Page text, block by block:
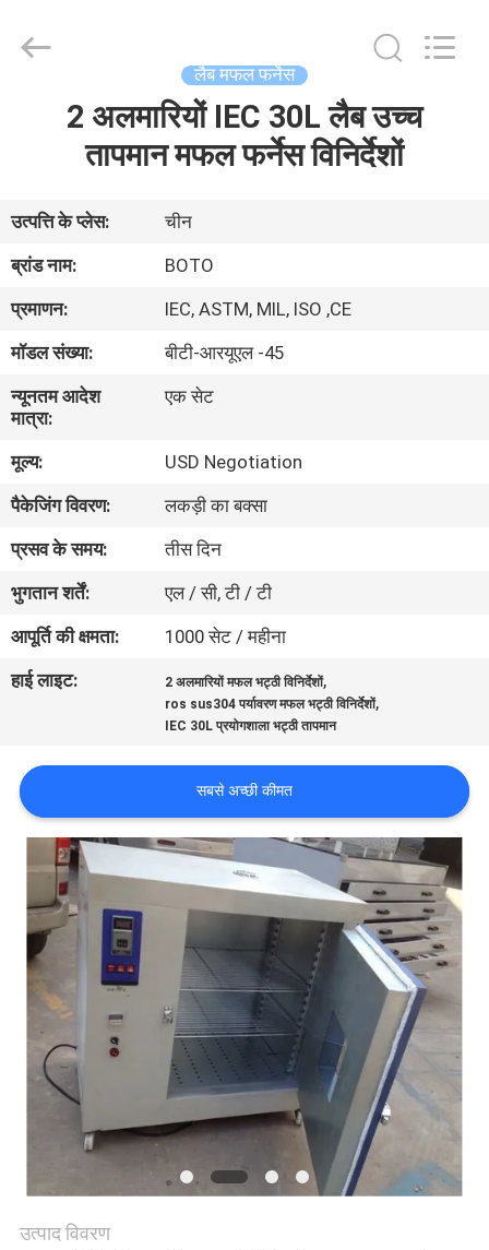
हमारे
बारे
कारखाना
गुणवत्ता
नियंत्रण
संपर्क
करें
उद्धरण
की
विनती
करे
साइटमैप
गोपनीयता
नीति
LTD.
लैब मफल फर्नेस
2 अलमारियों IEC 30L लैब उच्च
तापमान मफल फर्नेस विनिर्देशों
उत्पत्ति के प्लेस:
चीन
ब्रांड नाम:
BOTO
प्रमाणन:
IEC, ASTM, MIL, ISO ,CE
मॉडल संख्या:
बीटी-आरयूएल -45
न्यूनतम आदेश
मात्रा:
एक सेट
मूल्य:
USD Negotiation
पैकेजिंग विवरण:
लकड़ी का बक्सा
प्रसव के समय:
तीस दिन
भुगतान शर्तें:
एल / सी, टी / टी
आपूर्ति की क्षमता:
1000 सेट / महीना
हाई लाइट:
2 अलमारियों मफल भट्ठी विनिर्देशों,
ros sus304 पर्यावरण मफल भट्ठी विनिर्देशों,
IEC 30L प्रयोगशाला भट्ठी तापमान
सबसे अच्छी कीमत
उत्पाद विवरण